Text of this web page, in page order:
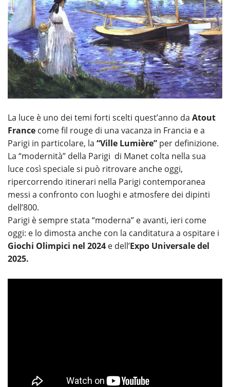
La luce è uno dei temi forti scelti quest’anno da Atout
France come fil rouge di una vacanza in Francia e a
Parigi in particolare, la “Ville Lumière” per definizione.
La “modernità” della Parigi di Manet colta nella sua
luce così speciale si può ritrovare anche oggi,
ripercorrendo itinerari nella Parigi contemporanea
messi a confronto con luoghi e atmosfere dei dipinti
dell’800.
Parigi è sempre stata “moderna” e avanti, ieri come
oggi: e lo dimosta anche con la canditatura a ospitare i
Giochi Olimpici nel 2024 e dell’Expo Universale del
2025.